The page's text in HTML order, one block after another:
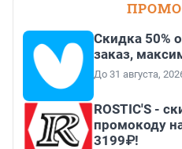
Скидка 50%
заказ,
До 31 августа,
ROSTIC'S -
промокоду
3199₽!